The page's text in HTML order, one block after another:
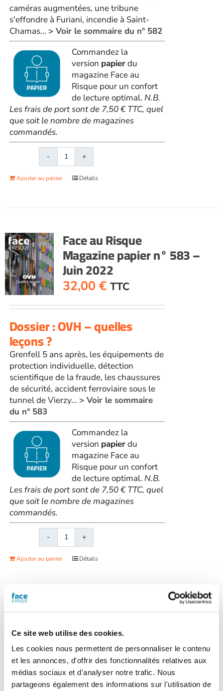
Ce site web utilise des cookies.
Les cookies nous permettent de personnaliser le contenu
et les annonces, d'offrir des fonctionnalités relatives aux
médias sociaux et d'analyser notre trafic. Nous
partageons également des informations sur l'utilisation de
caméras augmentées, une tribune
s'effondre à Furiani, incendie à Saint-
Chamas... > Voir le sommaire du n° 582
Commandez la
version papierdu
magazine Face au
Risque pour un confort
de lecture optimal. N.B.
Les frais de port sont de 7,50 € TTC, quel
que soit le nombre de magazines
commandés.
quantité
de
Face
582
-
Mai
2022
Ajouter au panier Détails
Face au Risque
Magazine papier n° 583 –
Juin 2022
32,00 € TTC
Dossier : OVH – quelles
leçons ?
Grenfell 5 ans après, les équipements de
protection individuelle, détection
scientifique de la fraude, les chaussures
de sécurité, accident ferroviaire sous le
tunnel de Vierzy... > Voir le sommaire
du n° 583
Commandez la
version papierdu
magazine Face au
Risque pour un confort
de lecture optimal. N.B.
Les frais de port sont de 7,50 € TTC, quel
que soit le nombre de magazines
commandés.
quantité
de
Face
n°
-
Juin
2022
Ajouter au panier Détails
Face au Risque
Magazine papier n° 584 –
Juillet-août 2022
32,00€ TTC